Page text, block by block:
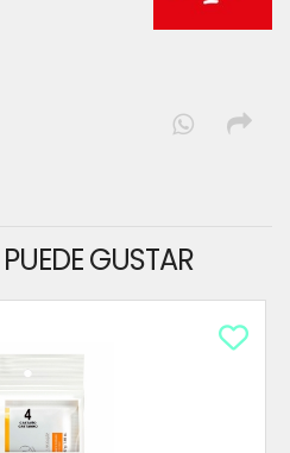
GUSTAR